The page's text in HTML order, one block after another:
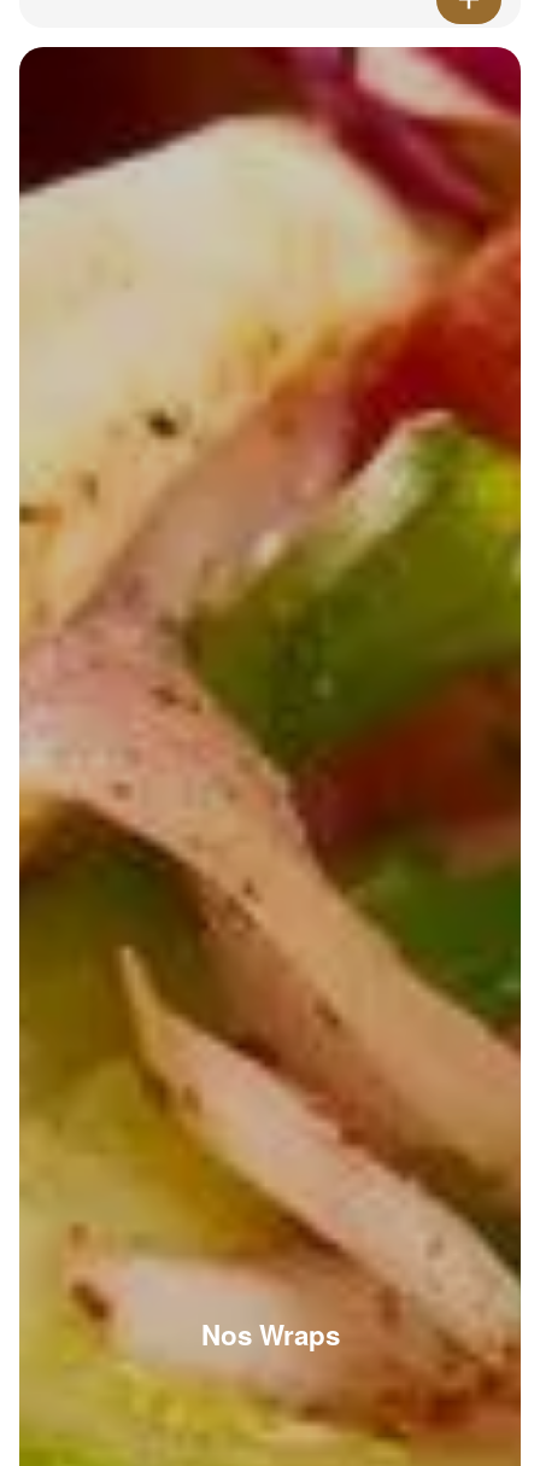
Nos Wraps